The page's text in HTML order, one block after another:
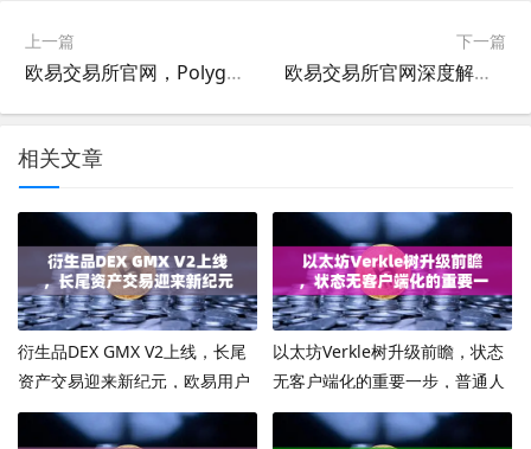
上一篇
欧易交易所官网，Polygon推出CDK Chain，游戏赛道迎来链上春天
下一篇
欧易交易所官网深度解析，季度交割日效应与巨量看跌期权如何压制价格反弹
相关文章
衍生品DEX GMX V2上线，长尾
资产交易迎来新纪元，欧易用户
如何抢占先机？
以太坊Verkle树升级前瞻，状态
无客户端化的重要一步，普通人
如何提前布局？